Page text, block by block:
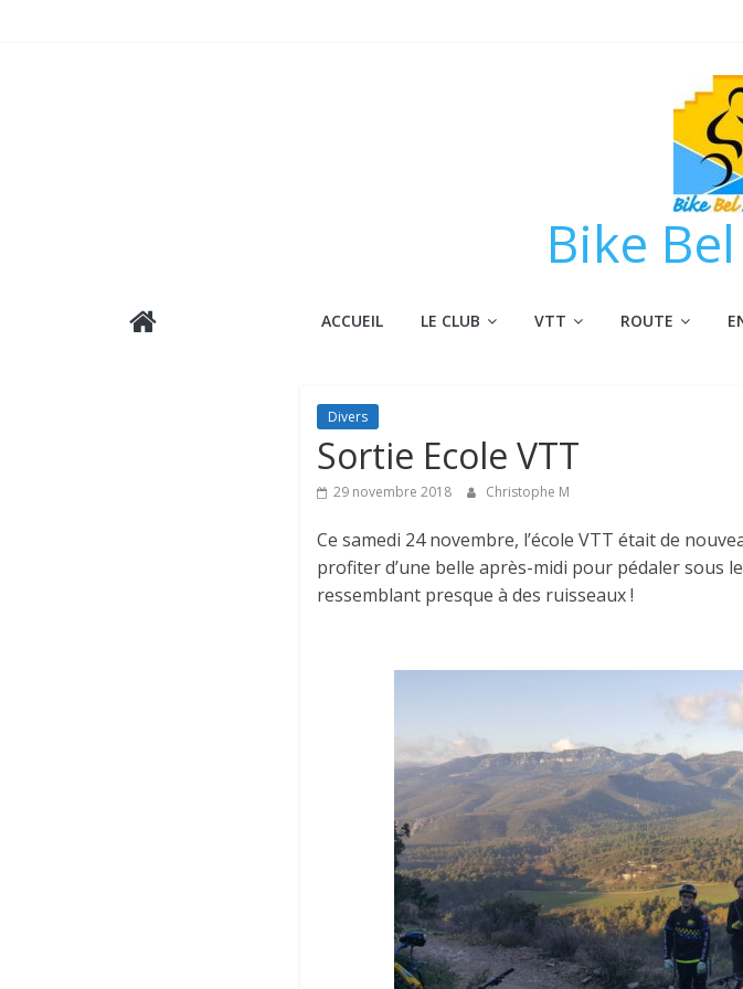
Bike
ACCUEIL LE CLUB VTT ROUTE
Divers
Sortie Ecole VTT
29 novembre 2018 Christophe M
Ce samedi 24 novembre, l’école VTT était de
profiter d’une belle après-midi pour pédaler sous
ressemblant presque à des ruisseaux !